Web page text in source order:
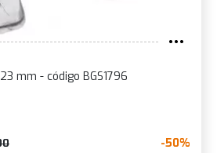
mm - código BGS1796
-50%